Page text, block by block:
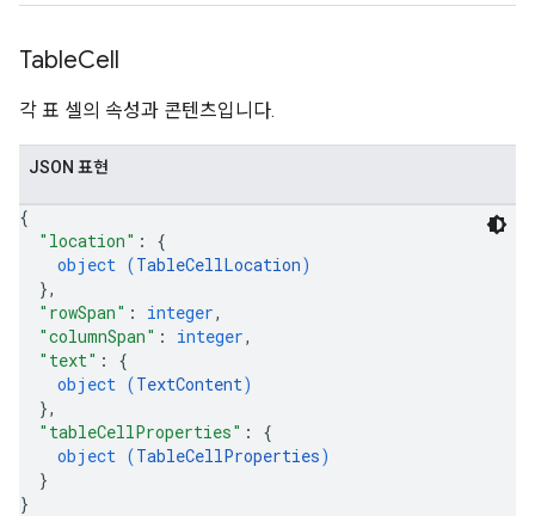
TableCell
각 표 셀의 속성과 콘텐츠입니다.
JSON 표현
{
"location" : {
object (TableCellLocation)
},
"rowSpan" : integer,
"columnSpan" : integer,
"text" : {
object (TextContent)
},
"tableCellProperties" : {
object (TableCellProperties)
}
}